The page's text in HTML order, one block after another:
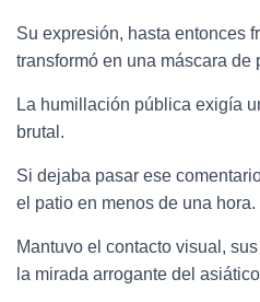
Su expresión, hasta entonces
transformó en una máscara de
La humillación pública exigía
brutal.
Si dejaba pasar ese
el patio en menos de una hora.
Mantuvo el contacto visual,
la mirada arrogante del